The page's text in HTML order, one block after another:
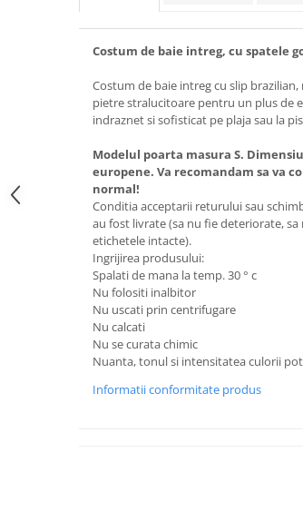
Costum de baie intreg, cu spatele
Costum de baie intreg cu slip
pietre stralucitoare pentru un plus de
indraznet si sofisticat pe plaja sau la
Modelul poarta masura S.
europene. Va recomandam sa va
normal!
Conditia acceptarii returului sau
au fost livrate (sa nu fie deteriorate,
etichetele intacte).
Ingrijirea produsului:
Spalati de mana la temp. 30 ° c
Nu folositi inalbitor
Nu uscati prin centrifugare
Nu calcati
Nu se curata chimic
Nuanta, tonul si intensitatea culorii
Informatii conformitate produs